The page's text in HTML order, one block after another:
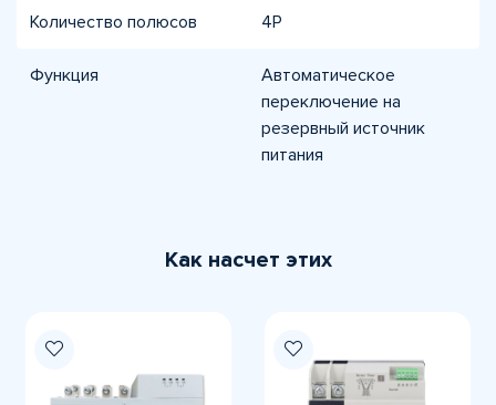
Количество полюсов 4P
Функция
Автоматическое
переключение на
резервный источник
питания
Как насчет этих